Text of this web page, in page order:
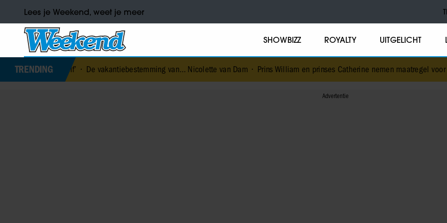
Lees je Weekend, weet je meer
SHOWBIZZ ROYALTY UITGELICHT
TRENDING
mezelf’•De vakantiebestemming van… Nicolette van Dam•Prins William en prinses Catherine nemen maatregel voor toekomstig